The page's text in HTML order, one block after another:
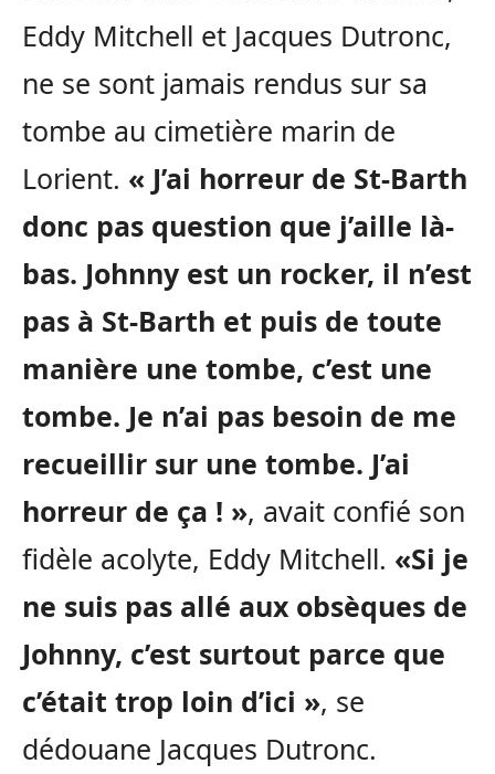
Eddy Mitchell et Jacques Dutronc,
ne se sont jamais rendus sur sa
tombe au cimetière marin de
Lorient. « J’ai horreur de St-Barth
donc pas question que j’aille là-
bas. Johnny est un rocker, il n’est
pas à St-Barth et puis de toute
manière une tombe, c’est une
tombe. Je n’ai pas besoin de me
recueillir sur une tombe. J’ai
horreur de ça ! », avait confié son
fidèle acolyte, Eddy Mitchell. «Si je
ne suis pas allé aux obsèques de
Johnny, c’est surtout parce que
c’était trop loin d’ici », se
dédouane Jacques Dutronc.